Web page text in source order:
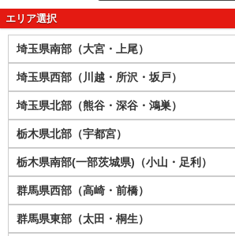
エリア選択
埼玉県南部（大宮・上尾）
埼玉県西部（川越・所沢・坂戸）
埼玉県北部（熊谷・深谷・鴻巣）
栃木県北部（宇都宮）
栃木県南部(一部茨城県)（小山・足利）
群馬県西部（高崎・前橋）
群馬県東部（太田・桐生）